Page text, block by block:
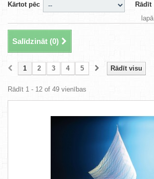
Kārtot pēc
Rādīt
lapā
Salīdzināt (0)
Rādīt visu
1 2 3 4 5
Rādīt 1 - 12 of 49 vienības